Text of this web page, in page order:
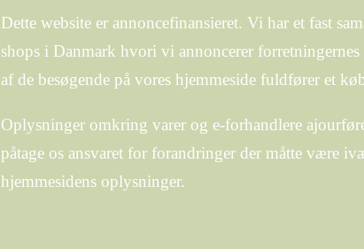
Dette website er annoncefinansieret. Vi har et fast
shops i Danmark hvori vi annoncerer
af de besøgende på vores hjemmeside fuldfører et
Oplysninger omkring varer og e-forhandlere
påtage os ansvaret for forandringer der måtte være
hjemmesidens oplysninger.